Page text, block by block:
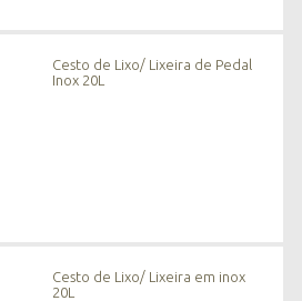
Cesto de Lixo/ Lixeira de Pedal
Inox 20L
Cesto de Lixo/ Lixeira em inox
20L